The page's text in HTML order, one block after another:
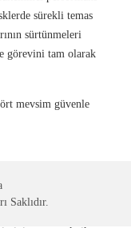
sürekli temas
sürtünmeleri
görevini tam olarak
mevsim güvenle
Saklıdır.